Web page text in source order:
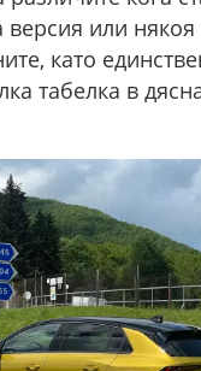
версия или някоя
като
табелка в